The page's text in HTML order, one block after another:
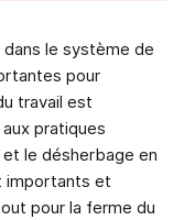
le système de
pour
travail est
pratiques
et le désherbage en
importants et
pour la ferme du